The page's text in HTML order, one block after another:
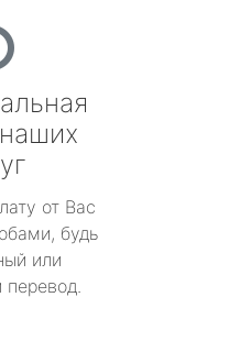
от Вас
будь
или
перевод.